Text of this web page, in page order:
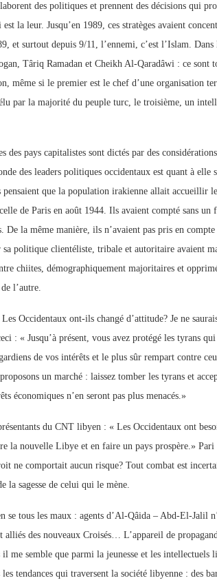
des politiques et prennent des décisions qui
la leur. Jusqu’en 1989, ces stratèges avaient
et surtout depuis 9/11, l’ennemi, c’est l’Islam.
Târiq Ramadan et Cheikh Al-Qaradâwi : ce sont
même si le premier est le chef d’une organisation
par la majorité du peuple turc, le troisième, un
des pays capitalistes sont dictés par des
des leaders politiques occidentaux est quant à elle
pensaient que la population irakienne allait accueillir
de Paris en août 1944. Ils avaient compté sans un
De la même manière, ils n’avaient pas pris en
sa politique clientéliste, tribale et autoritaire avaient
chiites, démographiquement majoritaires et
l’autre.
Occidentaux ont-ils changé d’attitude? Je ne
: « Jusqu’à présent, vous avez protégé les tyrans
de vos intérêts et le plus sûr rempart contre
un marché : laissez tomber les tyrans et
économiques n’en seront pas plus menacés.»
du CNT libyen : « Les Occidentaux ont
la nouvelle Libye et en faire un pays prospère.»
ne comportait aucun risque? Tout combat est
la sagesse de celui qui le mène.
se tous les maux : agents d’Al-Qâida – Abd-El-Jalil
alliés des nouveaux Croisés… L’appareil de
me semble que parmi la jeunesse et les
tendances qui traversent la société libyenne : des